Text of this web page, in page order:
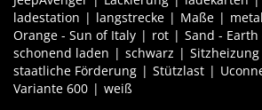
ladestation
langstrecke Maße
Orange - Sun of Italy
rot
Sand -
schonend laden
schwarz
Sitzheizung
staatliche Förderung
Stützlast
Variante 600
weiß